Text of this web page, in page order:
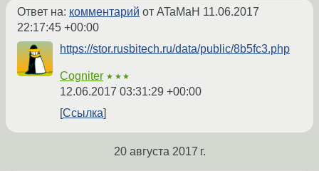
Ответ на: комментарий от ATaMaH 11.06.2017
22:17:45 +00:00
https://stor.rusbitech.ru/data/public/8b5fc3.php
Cogniter ★★★
12.06.2017 03:31:29 +00:00
Ссылка
20 августа 2017 г.